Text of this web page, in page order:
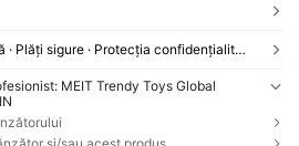
Plată la livrare disponibilă · Plăți sigure · Protecția confidențialității
MEIT Trendy Toys Global